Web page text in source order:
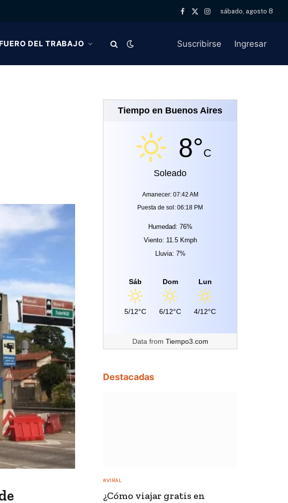
Facebook
X
Instagram
sábado, agosto 8
FUERO DEL TRABAJO Suscribirse Ingresar
Tiempo en Buenos Aires
8°C
Soleado
Amanecer: 07:42 AM
Puesta de sol: 06:18 PM
Humedad: 76%
Viento: 11.5 Kmph
Lluvia: 7%
Sáb
5/12°C
Dom
6/12°C
Lun
4/12°C
Data from Tiempo3.com
Destacadas
#VIRAL
¿Cómo viajar gratis en